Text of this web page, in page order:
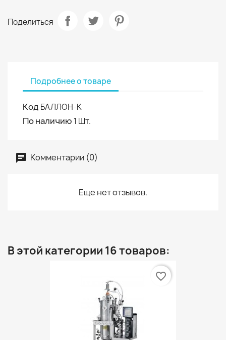
Поделиться
Подробнее о товаре
Код БАЛЛОН-К
По наличию 1 Шт.
Комментарии (0)
Еще нет отзывов.
В этой категории 16 товаров:
favorite_border